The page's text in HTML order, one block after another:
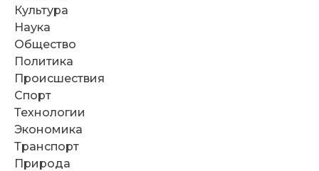
Культура
Наука
Общество
Политика
Происшествия
Спорт
Технологии
Экономика
Транспорт
Природа